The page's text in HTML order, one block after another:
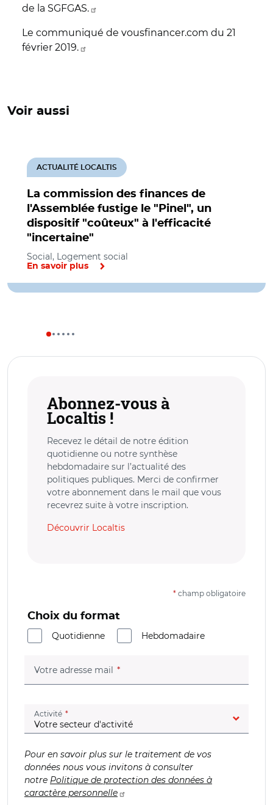
de la SGFGAS.
Le communiqué de vousfinancer.com du 21
février 2019.
Voir aussi
La commission des finances de
l'Assemblée fustige le "Pinel", un
dispositif "coûteux" à l'efficacité
"incertaine"
ACTUALITÉ LOCALTIS
Social, Logement social
En savoir plus
Abonnez-vous à
Localtis !
Recevez le détail de notre édition
quotidienne ou notre synthèse
hebdomadaire sur l’actualité des
politiques publiques. Merci de confirmer
votre abonnement dans le mail que vous
recevrez suite à votre inscription.
Découvrir Localtis
* champ obligatoire
Choix du format
Quotidienne
Hebdomadaire
Votre adresse mail (champ obligatoire)
Activité (champ obligatoire)
Pour en savoir plus sur le traitement de vos
données nous vous invitons à consulter
notre Politique de protection des données à
caractère personnelle